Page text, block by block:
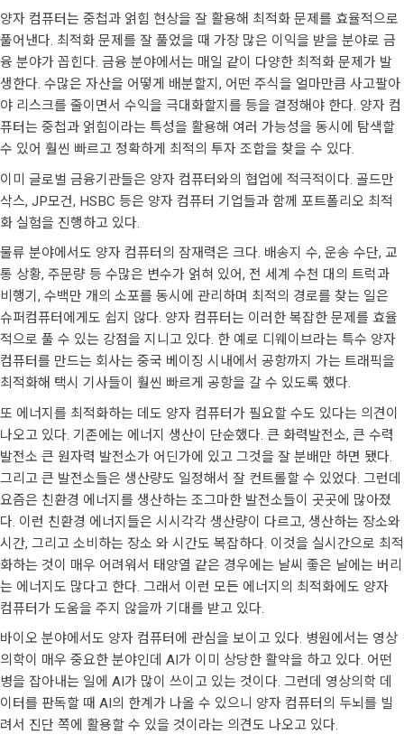
양자 컴퓨터는 중첩과 얽힘 현상을 잘 활용해 최적화 문제를 효율적으로
풀어낸다. 최적화 문제를 잘 풀었을 때 가장 많은 이익을 받을 분야로 금
융 분야가 꼽힌다. 금융 분야에서는 매일 같이 다양한 최적화 문제가 발
생한다. 수많은 자산을 어떻게 배분할지, 어떤 주식을 얼마만큼 사고팔아
야 리스크를 줄이면서 수익을 극대화할지를 등을 결정해야 한다. 양자 컴
퓨터는 중첩과 얽힘이라는 특성을 활용해 여러 가능성을 동시에 탐색할
수 있어 훨씬 빠르고 정확하게 최적의 투자 조합을 찾을 수 있다.
이미 글로벌 금융기관들은 양자 컴퓨터와의 협업에 적극적이다. 골드만
삭스, JP모건, HSBC 등은 양자 컴퓨터 기업들과 함께 포트폴리오 최적
화 실험을 진행하고 있다.
물류 분야에서도 양자 컴퓨터의 잠재력은 크다. 배송지 수, 운송 수단, 교
통 상황, 주문량 등 수많은 변수가 얽혀 있어, 전 세계 수천 대의 트럭과
비행기, 수백만 개의 소포를 동시에 관리하며 최적의 경로를 찾는 일은
슈퍼컴퓨터에게도 쉽지 않다. 양자 컴퓨터는 이러한 복잡한 문제를 효율
적으로 풀 수 있는 강점을 지니고 있다. 한 예로 디웨이브라는 특수 양자
컴퓨터를 만드는 회사는 중국 베이징 시내에서 공항까지 가는 트래픽을
최적화해 택시 기사들이 훨씬 빠르게 공항을 갈 수 있도록 했다.
또 에너지를 최적화하는 데도 양자 컴퓨터가 필요할 수도 있다는 의견이
나오고 있다. 기존에는 에너지 생산이 단순했다. 큰 화력발전소, 큰 수력
발전소 큰 원자력 발전소가 어딘가에 있고 그것을 잘 분배만 하면 됐다.
그리고 큰 발전소들은 생산량도 일정해서 잘 컨트롤할 수 있었다. 그런데
요즘은 친환경 에너지를 생산하는 조그마한 발전소들이 곳곳에 많아졌
다. 이런 친환경 에너지들은 시시각각 생산량이 다르고, 생산하는 장소와
시간, 그리고 소비하는 장소 와 시간도 복잡하다. 이것을 실시간으로 최적
화하는 것이 매우 어려워서 태양열 같은 경우에는 날씨 좋은 날에는 버리
는 에너지도 많다고 한다. 그래서 이런 모든 에너지의 최적화에도 양자
컴퓨터가 도움을 주지 않을까 기대를 받고 있다.
바이오 분야에서도 양자 컴퓨터에 관심을 보이고 있다. 병원에서는 영상
의학이 매우 중요한 분야인데 AI가 이미 상당한 활약을 하고 있다. 어떤
병을 잡아내는 일에 AI가 많이 쓰이고 있는 것이다. 그런데 영상의학 데
이터를 판독할 때 AI의 한계가 나올 수 있으니 양자 컴퓨터의 두뇌를 빌
려서 진단 쪽에 활용할 수 있을 것이라는 의견도 나오고 있다.